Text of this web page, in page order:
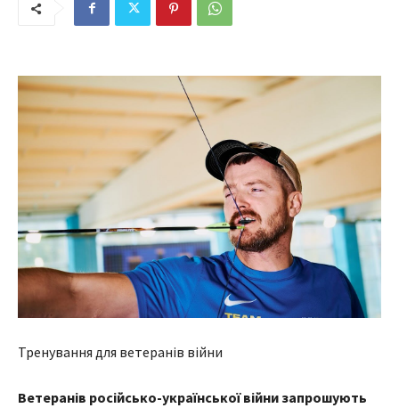
Тренування для ветеранів війни
Ветеранів російсько-української війни запрошують